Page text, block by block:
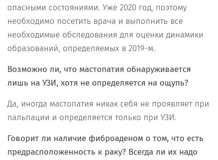
опасными состояниями. Уже 2020 год, поэтому
необходимо посетить врача и выполнить все
необходимые обследования для оценки динамики
образований, определяемых в 2019-м.
Возможно ли, что мастопатия обнаруживается
лишь на УЗИ, хотя не определяется на ощупь?
Да, иногда мастопатия никак себя не проявляет при
пальпации и определяется только при УЗИ.
Говорит ли наличие фиброаденом о том, что есть
предрасположенность к раку? Всегда ли их надо